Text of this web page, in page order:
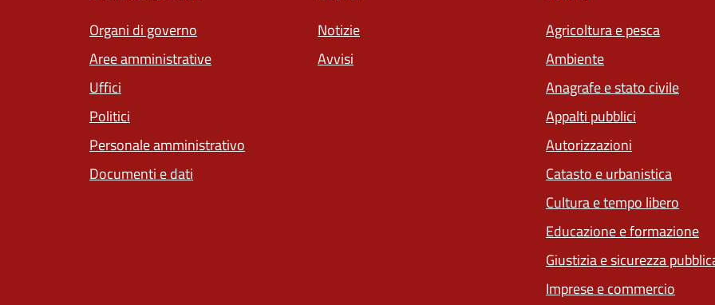
Organi di governo
Aree amministrative
Uffici
Politici
Personale amministrativo
Documenti e dati
Notizie
Avvisi
Agricoltura e pesca
Ambiente
Anagrafe e stato civile
Appalti pubblici
Autorizzazioni
Catasto e urbanistica
Cultura e tempo libero
Educazione e formazione
Giustizia e sicurezza
Imprese e commercio